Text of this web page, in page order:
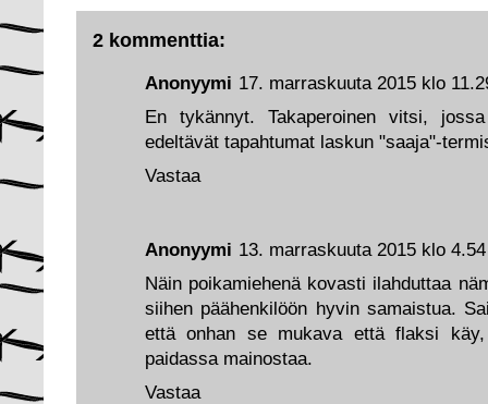
2 kommenttia:
Anonyymi 13. marraskuuta 2015 klo 4.54
Näin poikamiehenä kovasti ilahduttaa
siihen päähenkilöön hyvin samaistua.
että onhan se mukava että flaksi
paidassa mainostaa.
Vastaa
Anonyymi 17. marraskuuta 2015 klo
En tykännyt. Takaperoinen vitsi,
edeltävät tapahtumat laskun "saaja"-
Vastaa